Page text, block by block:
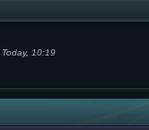
Today, 10:19